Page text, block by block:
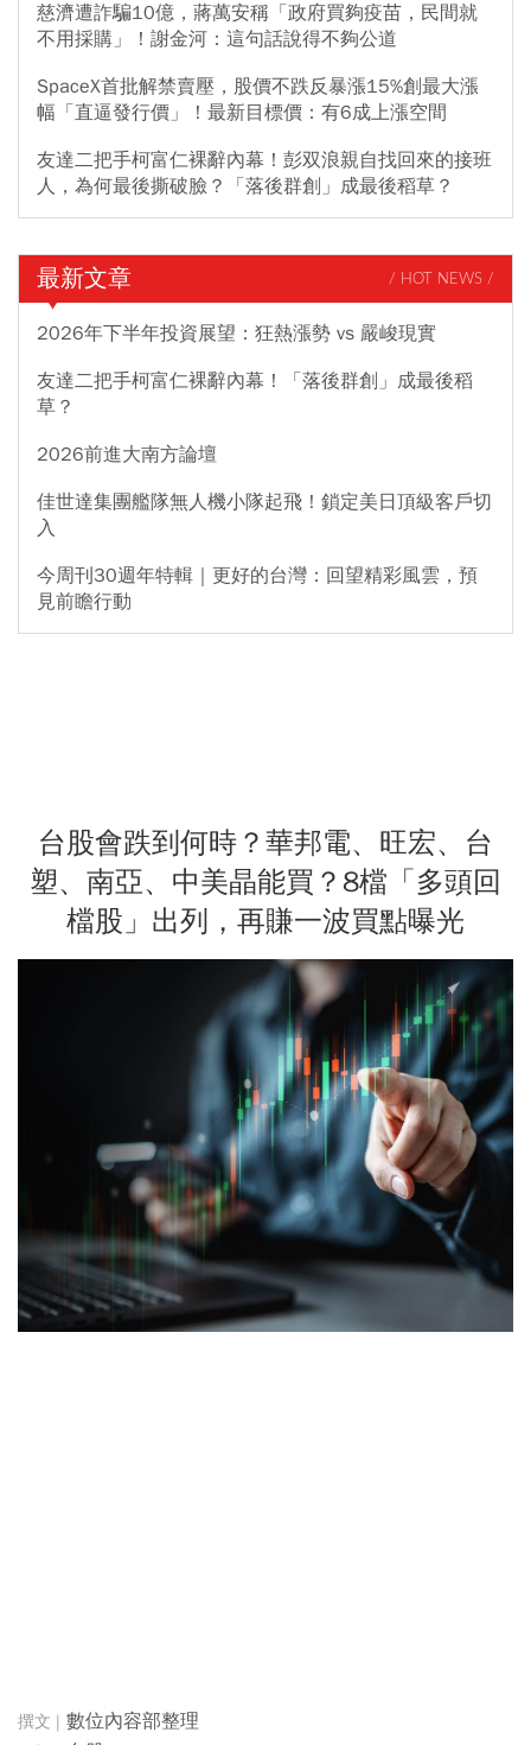
慈濟遭詐騙10億，蔣萬安稱「政府買夠疫苗，民間就
不用採購」！謝金河：這句話說得不夠公道
SpaceX首批解禁賣壓，股價不跌反暴漲15%創最大漲
幅「直逼發行價」！最新目標價：有6成上漲空間
友達二把手柯富仁裸辭內幕！彭双浪親自找回來的接班
人，為何最後撕破臉？「落後群創」成最後稻草？
最新文章 / HOT NEWS /
2026年下半年投資展望：狂熱漲勢 vs 嚴峻現實
友達二把手柯富仁裸辭內幕！「落後群創」成最後稻
草？
2026前進大南方論壇
佳世達集團艦隊無人機小隊起飛！鎖定美日頂級客戶切
入
今周刊30週年特輯｜更好的台灣：回望精彩風雲，預
見前瞻行動
台股會跌到何時？華邦電、旺宏、台
塑、南亞、中美晶能買？8檔「多頭回
檔股」出列，再賺一波買點曝光
數位內容部整理